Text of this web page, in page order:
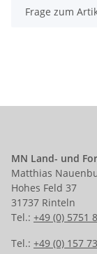
Frage zum
MN Land- und
Matthias
Hohes Feld 37
31737 Rinteln
Tel.: +49 (0) 5751
Tel.: +49 (0) 157